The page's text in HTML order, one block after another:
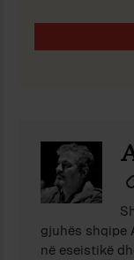
gjuhës shqipe
në eseistikë